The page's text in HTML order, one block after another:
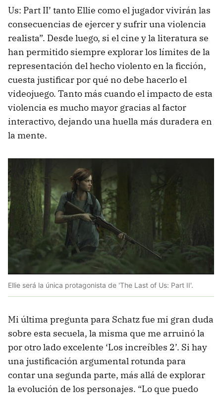
Us: Part II’ tanto Ellie como el jugador vivirán las
consecuencias de ejercer y sufrir una violencia
realista”. Desde luego, si el cine y la literatura se
han permitido siempre explorar los límites de la
representación del hecho violento en la ficción,
cuesta justificar por qué no debe hacerlo el
videojuego. Tanto más cuando el impacto de esta
violencia es mucho mayor gracias al factor
interactivo, dejando una huella más duradera en
la mente.
Ellie será la única protagonista de 'The Last of Us: Part II'.
Mi última pregunta para Schatz fue mi gran duda
sobre esta secuela, la misma que me arruinó la
por otro lado excelente ‘Los increíbles 2’. Si hay
una justificación argumental rotunda para
contar una segunda parte, más allá de explorar
la evolución de los personajes. “Lo que puedo